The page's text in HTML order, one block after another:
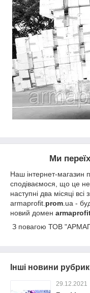
Ми
Наш інтернет-магазин
сподіваємося, що це
наступні два місяці
armaprofit. prom .ua -
новий домен
З повагою ТОВ
Інші новини
29.12.2021